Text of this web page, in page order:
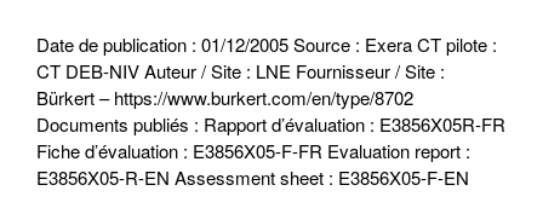
Date de publication : 01/12/2005 Source : Exera CT pilote :
CT DEB-NIV Auteur / Site : LNE Fournisseur / Site :
Bürkert – https://www.burkert.com/en/type/8702
Documents publiés : Rapport d’évaluation : E3856X05R-FR
Fiche d’évaluation : E3856X05-F-FR Evaluation report :
E3856X05-R-EN Assessment sheet : E3856X05-F-EN